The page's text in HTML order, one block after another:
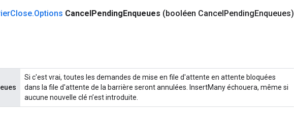
Close.Options CancelPendingEnqueues (booléen CancelPendingEnqueues)
Si c'est vrai, toutes les demandes de mise en file d'attente en attente bloquées
dans la file d'attente de la barrière seront annulées. InsertMany échouera, même si
aucune nouvelle clé n’est introduite.